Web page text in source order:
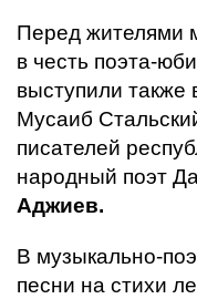
Перед жителями
в честь поэта-
выступили также
Мусаиб
писателей
народный поэт
Аджиев.
В музыкально-
песни на стихи